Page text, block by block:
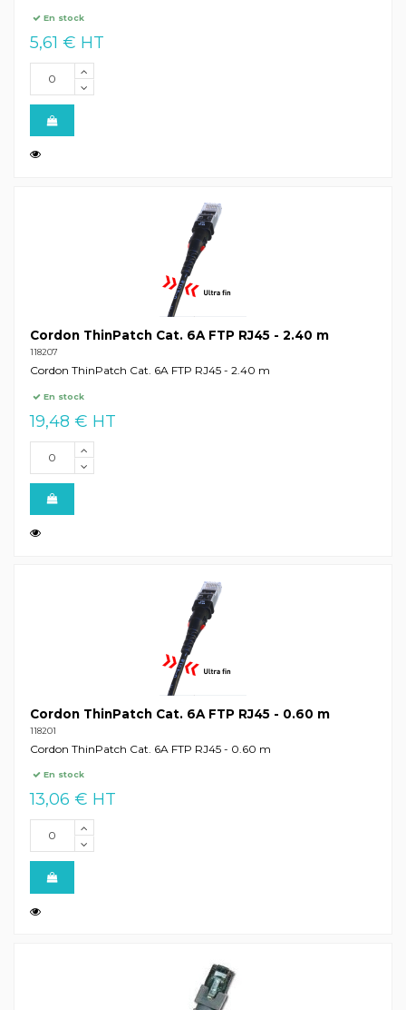
En stock
5,61 € HT
Cordon ThinPatch Cat. 6A FTP RJ45 - 2.40 m
118207
Cordon ThinPatch Cat. 6A FTP RJ45 - 2.40 m
En stock
19,48 € HT
Cordon ThinPatch Cat. 6A FTP RJ45 - 0.60 m
118201
Cordon ThinPatch Cat. 6A FTP RJ45 - 0.60 m
En stock
13,06 € HT